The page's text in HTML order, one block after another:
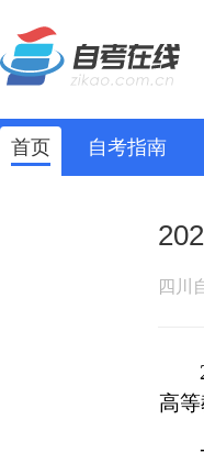
首页 自考指南
四川
高